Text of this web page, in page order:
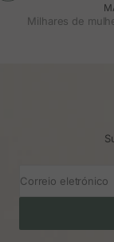
Milhares de
Correio eletrónico